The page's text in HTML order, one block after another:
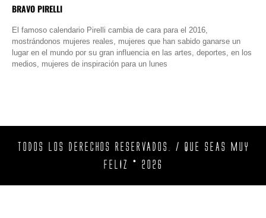
BRAVO PIRELLI
El famoso calendario Pirelli cambia de cara para el 2016,
mostrándonos mujeres reales, mujeres que han sabido ganarse un
lugar en el mundo por su gran influencia en las artes, deportes, en los
medios, mujeres de inspiración para un lunes
TODOS LOS DERECHOS RESERVADOS. / QUE SEAS MUY
FELIZ © 2026